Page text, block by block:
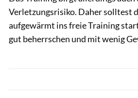
Verletzungsrisiko. Daher solltest
aufgewärmt ins freie Training
gut beherrschen und mit wenig